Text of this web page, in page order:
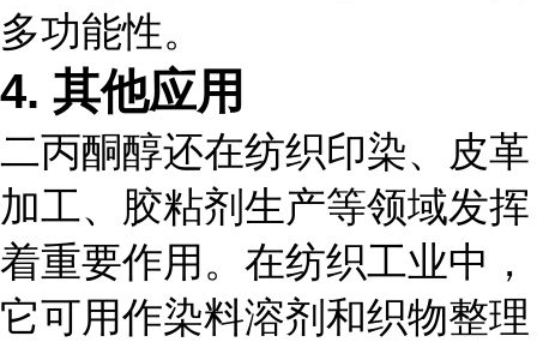
多功能性。
4. 其他应用
二丙酮醇还在纺织印染、皮革
加工、胶粘剂生产等领域发挥
着重要作用。在纺织工业中，
它可用作染料溶剂和织物整理